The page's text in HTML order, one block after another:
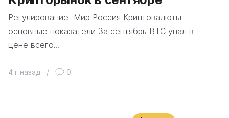
Регулирование Мир Россия Криптовалюты:
основные показатели За сентябрь BTC упал в
цене всего…
4 г назад / 0